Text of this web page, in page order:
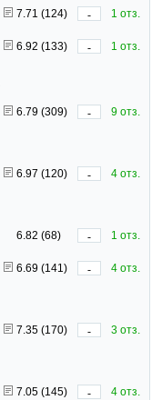
7.71 (124) -
1 отз.
6.92 (133) -
1 отз.
6.79 (309) -
9 отз.
6.97 (120) -
4 отз.
6.82 (68) -
1 отз.
6.69 (141) -
4 отз.
7.35 (170) -
3 отз.
7.05 (145) -
4 отз.